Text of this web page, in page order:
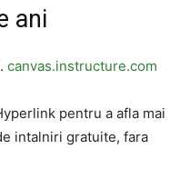
ani
canvas.instructure.com
pentru a afla mai
intalniri gratuite, fara